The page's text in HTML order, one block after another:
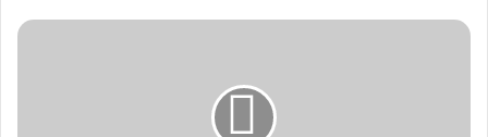
شقلاوي